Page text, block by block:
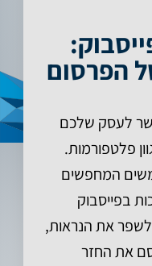
הפרסום
לעסק שלכם
פלטפורמות.
המחפשים
בפייסבוק
לשפר את הנראות,
את החזר